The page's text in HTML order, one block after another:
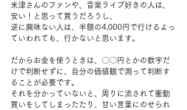
米津さんのファンや、音楽ライブ好きの人は、
安い！と思って買うだろうし、
逆に興味ない人は、半額の4,000円で行けるよっ
ていわれても、行かないと思います。
だからお金を使うときは、〇〇円とかの数字だ
けで判断せずに、自分の価値観で測って判断す
ることが必要です。
それを分かっていないと、周りに流されて衝動
買いをしてしまったたり、甘い言葉にのせられ